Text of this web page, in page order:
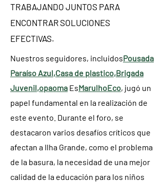
TRABAJANDO JUNTOS PARA
ENCONTRAR SOLUCIONES
EFECTIVAS.
Nuestros seguidores, incluidosPousada
Paraíso Azul,Casa de plastico,Brigada
Juvenil,opaoma EsMarulhoEco, jugó un
papel fundamental en la realización de
este evento. Durante el foro, se
destacaron varios desafíos críticos que
afectan a Ilha Grande, como el problema
de la basura, la necesidad de una mejor
calidad de la educación para los niños